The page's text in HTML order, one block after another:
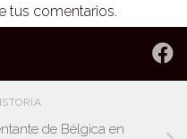
tus comentarios.
de Bélgica en